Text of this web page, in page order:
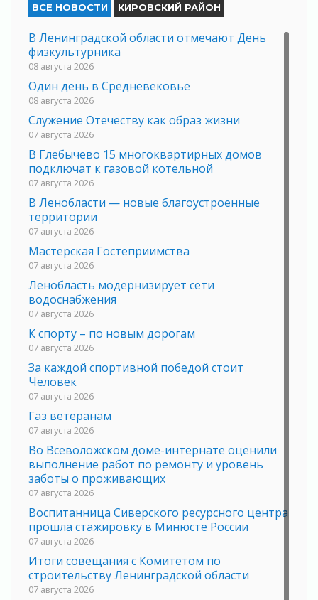
ВСЕ НОВОСТИ КИРОВСКИЙ РАЙОН
В Ленинградской области отмечают День
физкультурника
08 августа 2026
Один день в Средневековье
08 августа 2026
Служение Отечеству как образ жизни
07 августа 2026
В Глебычево 15 многоквартирных домов
подключат к газовой котельной
07 августа 2026
В Ленобласти — новые благоустроенные
территории
07 августа 2026
Мастерская Гостеприимства
07 августа 2026
Ленобласть модернизирует сети
водоснабжения
07 августа 2026
К спорту – по новым дорогам
07 августа 2026
За каждой спортивной победой стоит
Человек
07 августа 2026
Газ ветеранам
07 августа 2026
Во Всеволожском доме-интернате оценили
выполнение работ по ремонту и уровень
заботы о проживающих
07 августа 2026
Воспитанница Сиверского ресурсного центра
прошла стажировку в Минюсте России
07 августа 2026
Итоги совещания с Комитетом по
строительству Ленинградской области
07 августа 2026